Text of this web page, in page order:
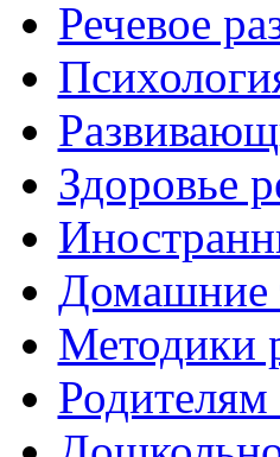
Речевое
Здоровье
Домашние
Методики